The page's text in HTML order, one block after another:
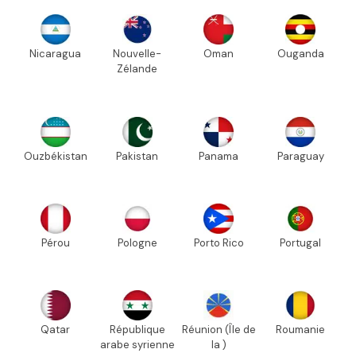
Nicaragua
Nouvelle-
Zélande
Oman Ouganda
Ouzbékistan Pakistan Panama Paraguay
Pérou Pologne Porto Rico Portugal
Qatar
République
arabe syrienne
Réunion (Île de
la )
Roumanie